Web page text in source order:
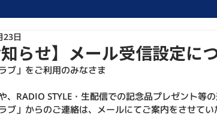
知らせ】メール受信設定に
23日
ブ」をご利用のみなさま
、RADIO STYLE・生配信での記念品プレゼント等の
ブ」からのご連絡は、メールにてご案内をさせてい